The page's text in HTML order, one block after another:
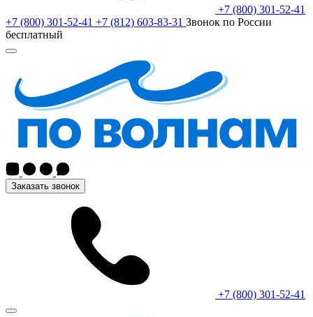
+7 (800) 301-52-41
+7 (800) 301-52-41 +7 (812) 603-83-31 Звонок по России
бесплатный
Заказать звонок
+7 (800) 301-52-41